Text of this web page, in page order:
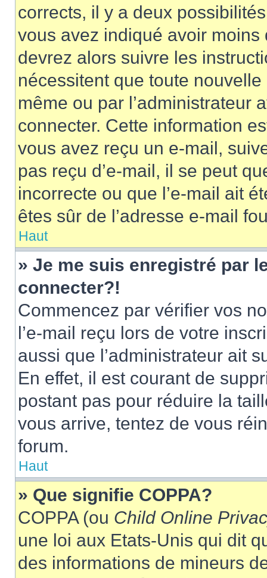
corrects, il y a deux
vous avez indiqué avoir moins
devrez alors suivre les
nécessitent que toute
même ou par l’administrateur
connecter. Cette information
vous avez reçu un e-mail,
pas reçu d’e-mail, il se peut
incorrecte ou que l’e-mail ait
êtes sûr de l’adresse e-mail
Haut
» Je me suis enregistré par
connecter?!
Commencez par vérifier vos
l’e-mail reçu lors de votre
aussi que l’administrateur ait
En effet, il est courant de
postant pas pour réduire la
vous arrive, tentez de vous
forum.
Haut
» Que signifie COPPA?
COPPA (ou Child Online
une loi aux Etats-Unis qui dit
des informations de mineurs